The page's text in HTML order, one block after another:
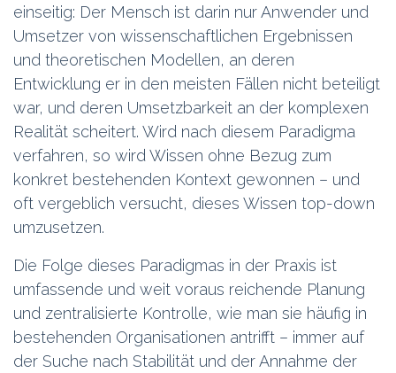
einseitig: Der Mensch ist darin nur Anwender und
Umsetzer von wissenschaftlichen Ergebnissen
und theoretischen Modellen, an deren
Entwicklung er in den meisten Fällen nicht beteiligt
war, und deren Umsetzbarkeit an der komplexen
Realität scheitert. Wird nach diesem Paradigma
verfahren, so wird Wissen ohne Bezug zum
konkret bestehenden Kontext gewonnen – und
oft vergeblich versucht, dieses Wissen top-down
umzusetzen.
Die Folge dieses Paradigmas in der Praxis ist
umfassende und weit voraus reichende Planung
und zentralisierte Kontrolle, wie man sie häufig in
bestehenden Organisationen antrifft – immer auf
der Suche nach Stabilität und der Annahme der